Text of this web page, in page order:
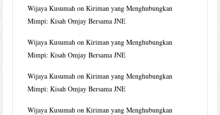
Wijaya Kusumah onKiriman yang Menghubungkan
Mimpi: Kisah Omjay Bersama JNE
Wijaya Kusumah onKiriman yang Menghubungkan
Mimpi: Kisah Omjay Bersama JNE
Wijaya Kusumah onKiriman yang Menghubungkan
Mimpi: Kisah Omjay Bersama JNE
Wijaya Kusumah onKiriman yang Menghubungkan